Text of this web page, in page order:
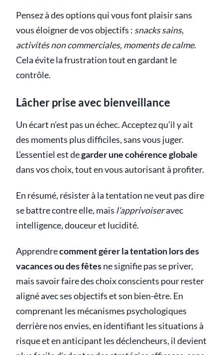
Pensez à des options qui vous font plaisir sans
vous éloigner de vos objectifs : snacks sains,
activités non commerciales, moments de calme.
Cela évite la frustration tout en gardant le
contrôle.
Lâcher prise avec bienveillance
Un écart n’est pas un échec. Acceptez qu’il y ait
des moments plus difficiles, sans vous juger.
L’essentiel est degarder une cohérence globale
dans vos choix, tout en vous autorisant à profiter.
En résumé, résister à la tentation ne veut pas dire
se battre contre elle, mais l’apprivoiseravec
intelligence, douceur et lucidité.
Apprendrecomment gérer la tentation lors des
vacances ou des fêtesne signifie pas se priver,
mais savoir faire des choix conscients pour rester
aligné avec ses objectifs et son bien-être. En
comprenant les mécanismes psychologiques
derrière nos envies, en identifiant les situations à
risque et en anticipant les déclencheurs, il devient